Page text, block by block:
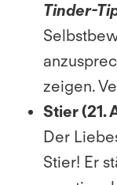
Tinder-
zeigen.
Stier (21.
Der
Stier! Er